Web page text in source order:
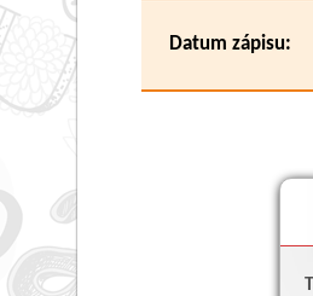
Datum zápisu: